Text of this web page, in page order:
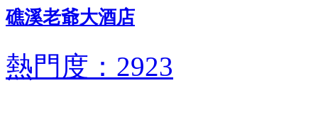
礁溪老爺大酒店
熱門度：2923